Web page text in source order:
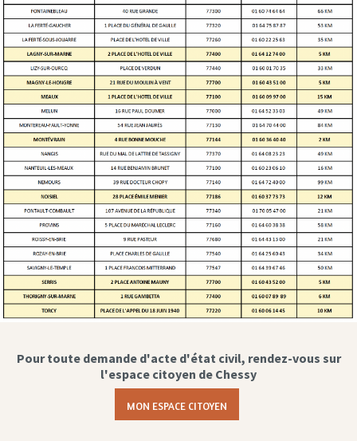
Pour toute demande d'acte d'état civil, rendez-vous sur
l'espace citoyen de Chessy
MON ESPACE CITOYEN